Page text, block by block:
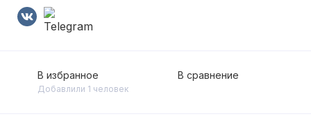
В избранное
Добавлили 1 человек
В сравнение